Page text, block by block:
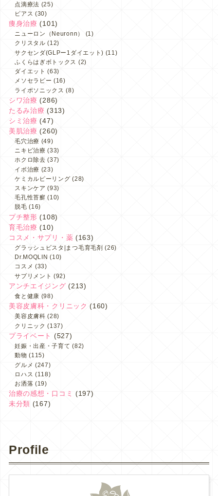
点滴療法 (25)
ピアス (30)
痩身治療 (101)
ニューロン（Neuronn）
(1)
クリスタル (12)
サクセンダ(GLPー1ダイエット) (11)
ふくらはぎボトックス (2)
ダイエット (63)
メソセラピー (16)
ライポソニックス (8)
シワ治療 (286)
たるみ治療 (313)
シミ治療 (47)
美肌治療 (260)
毛穴治療 (49)
ニキビ治療 (33)
ホクロ除去 (37)
イボ治療 (23)
ケミカルピーリング (28)
スキンケア (93)
毛孔性苔癬 (10)
脱毛 (16)
プチ整形 (108)
育毛治療 (10)
コスメ・サプリ・薬 (163)
グラッシュビスタ|まつ毛育毛剤 (26)
Dr.MOQLIN (10)
コスメ (33)
サプリメント (92)
アンチエイジング (213)
食と健康 (98)
美容皮膚科・クリニック (160)
美容皮膚科 (28)
クリニック (137)
プライベート (527)
妊娠・出産・子育て (82)
動物 (115)
グルメ (247)
ロハス (118)
お洒落 (19)
治療の感想・口コミ
(197)
未分類 (167)
Profile